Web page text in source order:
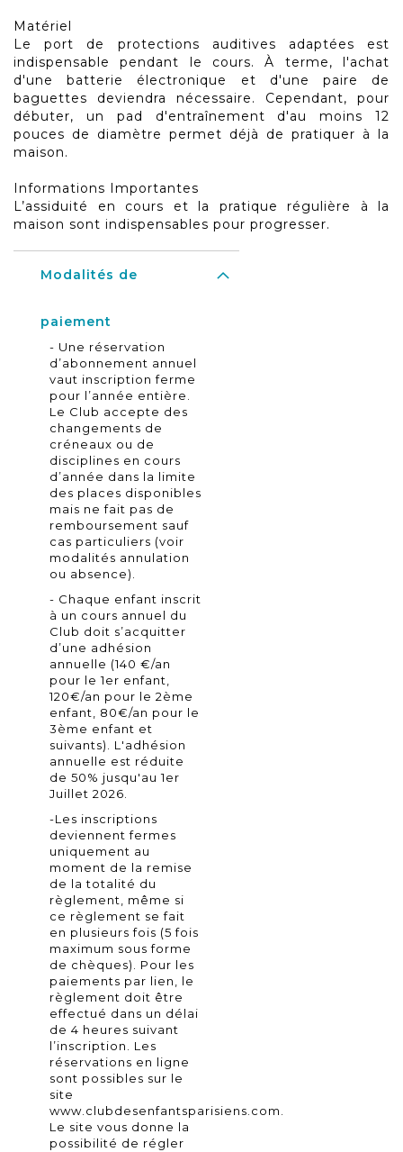
Matériel
Le port de protections auditives adaptées est
indispensable pendant le cours. À terme, l'achat
d'une batterie électronique et d'une paire de
baguettes deviendra nécessaire. Cependant, pour
débuter, un pad d'entraînement d'au moins 12
pouces de diamètre permet déjà de pratiquer à la
maison.
Informations Importantes
L’assiduité en cours et la pratique régulière à la
maison sont indispensables pour progresser.
Modalités de
paiement
- Une réservation
d’abonnement annuel
vaut inscription ferme
pour l’année entière.
Le Club accepte des
changements de
créneaux ou de
disciplines en cours
d’année dans la limite
des places disponibles
mais ne fait pas de
remboursement sauf
cas particuliers (voir
modalités annulation
ou absence).
- Chaque enfant inscrit
à un cours annuel du
Club doit s’acquitter
d’une adhésion
annuelle (140 €/an
pour le 1er enfant,
120€/an pour le 2ème
enfant, 80€/an pour le
3ème enfant et
suivants). L'adhésion
annuelle est réduite
de 50% jusqu'au 1er
Juillet 2026.
-Les inscriptions
deviennent fermes
uniquement au
moment de la remise
de la totalité du
règlement, même si
ce règlement se fait
en plusieurs fois (5 fois
maximum sous forme
de chèques). Pour les
paiements par lien, le
règlement doit être
effectué dans un délai
de 4 heures suivant
l’inscription. Les
réservations en ligne
sont possibles sur le
site
www.clubdesenfantsparisiens.com
Le site vous donne la
possibilité de régler